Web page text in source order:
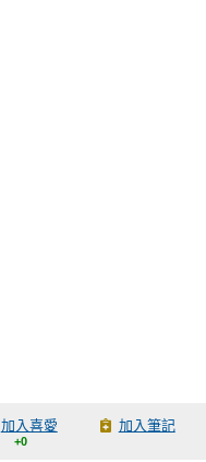
加入喜愛
+0
加入筆記